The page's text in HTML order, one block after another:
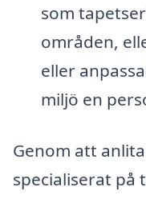
som
områden,
eller
miljö en
Genom att
specialiserat på